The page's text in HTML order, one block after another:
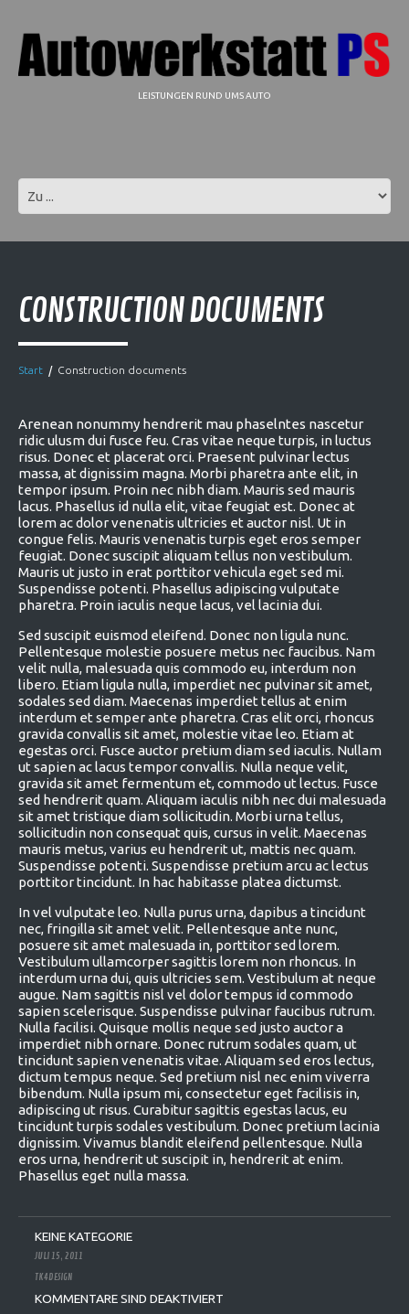
LEISTUNGEN RUND UMS AUTO
CONSTRUCTION DOCUMENTS
Start Construction documents
Arenean nonummy hendrerit mau phaselntes nascetur
ridic ulusm dui fusce feu. Cras vitae neque turpis, in luctus
risus. Donec et placerat orci. Praesent pulvinar lectus
massa, at dignissim magna. Morbi pharetra ante elit, in
tempor ipsum. Proin nec nibh diam. Mauris sed mauris
lacus. Phasellus id nulla elit, vitae feugiat est. Donec at
lorem ac dolor venenatis ultricies et auctor nisl. Ut in
congue felis. Mauris venenatis turpis eget eros semper
feugiat. Donec suscipit aliquam tellus non vestibulum.
Mauris ut justo in erat porttitor vehicula eget sed mi.
Suspendisse potenti. Phasellus adipiscing vulputate
pharetra. Proin iaculis neque lacus, vel lacinia dui.
Sed suscipit euismod eleifend. Donec non ligula nunc.
Pellentesque molestie posuere metus nec faucibus. Nam
velit nulla, malesuada quis commodo eu, interdum non
libero. Etiam ligula nulla, imperdiet nec pulvinar sit amet,
sodales sed diam. Maecenas imperdiet tellus at enim
interdum et semper ante pharetra. Cras elit orci, rhoncus
gravida convallis sit amet, molestie vitae leo. Etiam at
egestas orci. Fusce auctor pretium diam sed iaculis. Nullam
ut sapien ac lacus tempor convallis. Nulla neque velit,
gravida sit amet fermentum et, commodo ut lectus. Fusce
sed hendrerit quam. Aliquam iaculis nibh nec dui malesuada
sit amet tristique diam sollicitudin. Morbi urna tellus,
sollicitudin non consequat quis, cursus in velit. Maecenas
mauris metus, varius eu hendrerit ut, mattis nec quam.
Suspendisse potenti. Suspendisse pretium arcu ac lectus
porttitor tincidunt. In hac habitasse platea dictumst.
In vel vulputate leo. Nulla purus urna, dapibus a tincidunt
nec, fringilla sit amet velit. Pellentesque ante nunc,
posuere sit amet malesuada in, porttitor sed lorem.
Vestibulum ullamcorper sagittis lorem non rhoncus. In
interdum urna dui, quis ultricies sem. Vestibulum at neque
augue. Nam sagittis nisl vel dolor tempus id commodo
sapien scelerisque. Suspendisse pulvinar faucibus rutrum.
Nulla facilisi. Quisque mollis neque sed justo auctor a
imperdiet nibh ornare. Donec rutrum sodales quam, ut
tincidunt sapien venenatis vitae. Aliquam sed eros lectus,
dictum tempus neque. Sed pretium nisl nec enim viverra
bibendum. Nulla ipsum mi, consectetur eget facilisis in,
adipiscing ut risus. Curabitur sagittis egestas lacus, eu
tincidunt turpis sodales vestibulum. Donec pretium lacinia
dignissim. Vivamus blandit eleifend pellentesque. Nulla
eros urna, hendrerit ut suscipit in, hendrerit at enim.
Phasellus eget nulla massa.
KEINE KATEGORIE
JULI 15, 2011
TK4DESIGN
KOMMENTARE SIND DEAKTIVIERT